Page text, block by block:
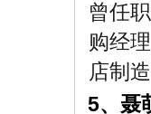
曾任
购经
店制
5、聂